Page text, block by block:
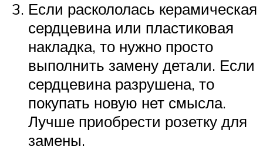
Если раскололась керамическая
сердцевина или пластиковая
накладка, то нужно просто
выполнить замену детали. Если
сердцевина разрушена, то
покупать новую нет смысла.
Лучше приобрести розетку для
замены.